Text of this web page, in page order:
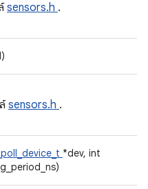
sensors.h .
sensors.h .
*dev, int